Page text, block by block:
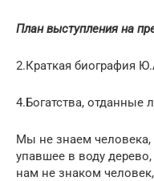
План выступления на
2.Краткая биография
4.Богатства, отданные
Мы не знаем
упавшее в воду
нам не знаком